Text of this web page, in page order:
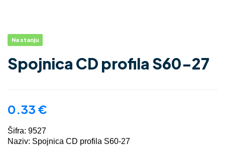
Na stanju
Spojnica CD profila S60-27
0.33 €
Šifra: 9527
Naziv: Spojnica CD profila S60-27